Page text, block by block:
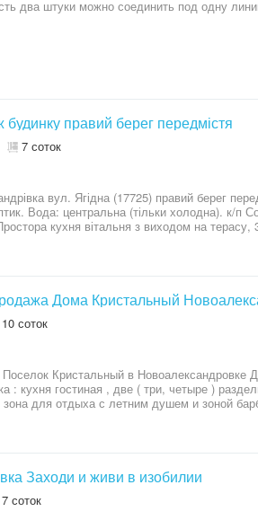
отдельно стоящая топочная
отдельно оборудованная SPA зона с
или друзьями. Вся территория
два штуки можно соединить под одну
правий берег передмістя
7 соток
(17725) правий берег передмістя 1 пов., 137м2 / 42м2,
кухня вітальня з виходом на терасу,
електро, тепла підлога по всьому будинку. Ділянка з
Дома Кристальный
10 соток
Кристальный в Новоалександровке Днепровский
с летним душем и зоной барбекю Дом имеет ввод 20 кВ ,
Заходи и живи в изобилии
7 соток